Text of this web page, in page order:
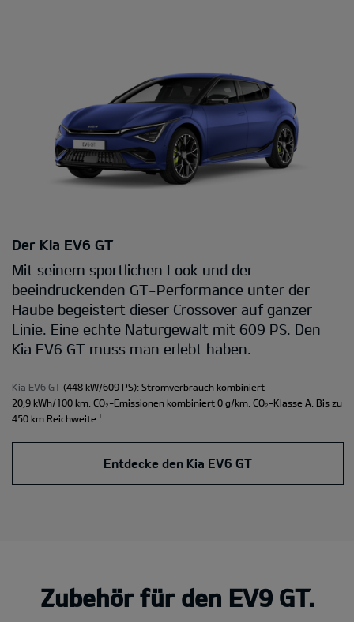
Der Kia EV6 GT
Mit seinem sportlichen Look und der
beeindruckenden GT-Performance unter der
Haube begeistert dieser Crossover auf ganzer
Linie. Eine echte Naturgewalt mit 609 PS. Den
Kia EV6 GT muss man erlebt haben.
Kia EV6 GT (448 kW/609 PS): Stromverbrauch kombiniert
20,9 kWh/100 km. CO₂-Emissionen kombiniert 0 g/km. CO₂-Klasse A. Bis zu
450 km Reichweite. ¹
Entdecke den Kia EV6 GT
Zubehör für den EV9 GT.